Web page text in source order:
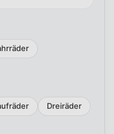
Dreiräder